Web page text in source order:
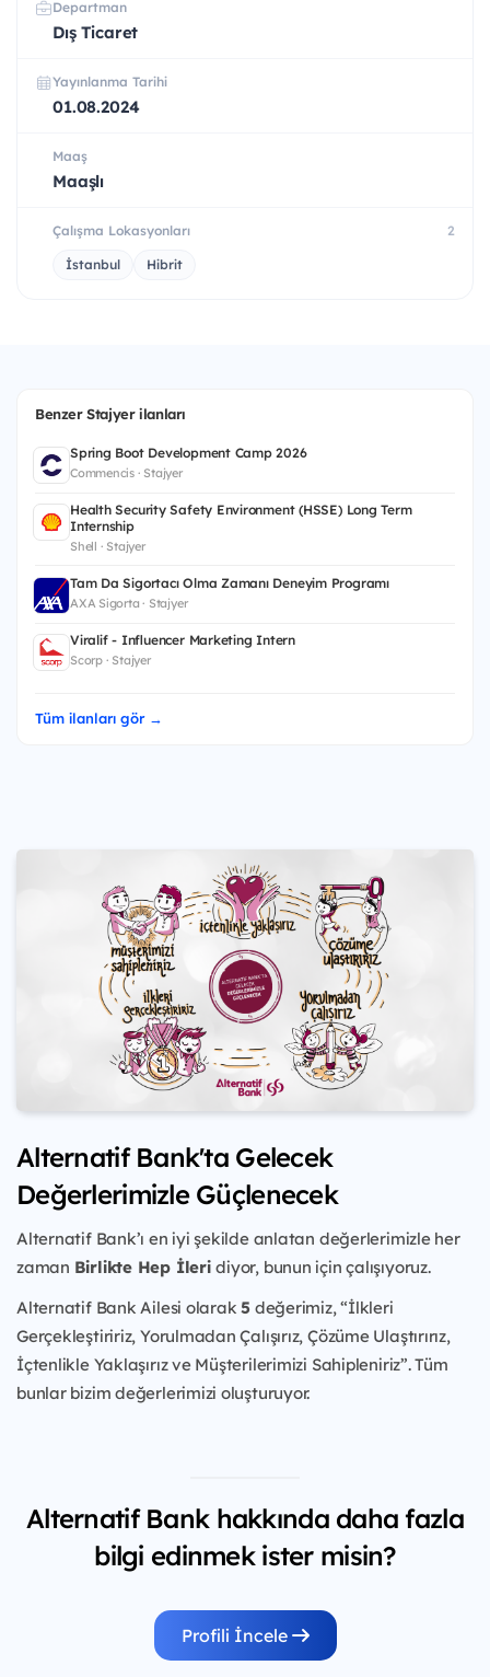
Departman
Dış Ticaret
Yayınlanma Tarihi
01.08.2024
Maaş
Maaşlı
Çalışma Lokasyonları 2
İstanbul Hibrit
Benzer Stajyer ilanları
Spring Boot Development Camp 2026
Commencis · Stajyer
Health Security Safety Environment (HSSE) Long Term
Internship
Shell · Stajyer
Tam Da Sigortacı Olma Zamanı Deneyim Programı
AXA Sigorta · Stajyer
Viralif - Influencer Marketing Intern
Scorp · Stajyer
Tüm ilanları gör →
Alternatif Bank'ta Gelecek
Değerlerimizle Güçlenecek
Alternatif Bank’ı en iyi şekilde anlatan değerlerimizle her
zaman Birlikte Hep İleridiyor, bunun için çalışıyoruz.
Alternatif Bank Ailesi olarak5 değerimiz, “İlkleri
Gerçekleştiririz, Yorulmadan Çalışırız, Çözüme Ulaştırırız,
İçtenlikle Yaklaşırız ve Müşterilerimizi Sahipleniriz”. Tüm
bunlar bizim değerlerimizi oluşturuyor.
Alternatif Bank hakkında daha fazla
bilgi edinmek ister misin?
Profili İncele